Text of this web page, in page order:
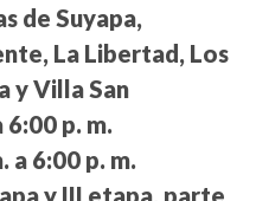
de Suyapa,
La Libertad, Los
y Villa San
6:00 p. m.
a 6:00 p. m.
y III etapa, parte